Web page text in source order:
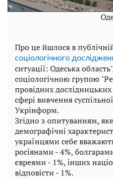
Про це йшлося в
соціологічного
ситуації: Одеська
соціологічною групою
провідних
сфері вивчення
Укрінформ.
Згідно з опитуванням,
демографічні
українцями себе
росіянами - 4%,
євреями - 1%, інших
відповісти - 1%.